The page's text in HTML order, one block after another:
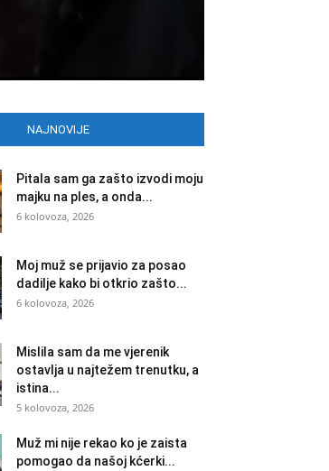
NAJNOVIJE
Pitala sam ga zašto izvodi moju
majku na ples, a onda...
6 kolovoza, 2026
Moj muž se prijavio za posao
dadilje kako bi otkrio zašto...
6 kolovoza, 2026
Mislila sam da me vjerenik
ostavlja u najtežem trenutku, a
istina...
5 kolovoza, 2026
Muž mi nije rekao ko je zaista
pomogao da našoj kćerki...